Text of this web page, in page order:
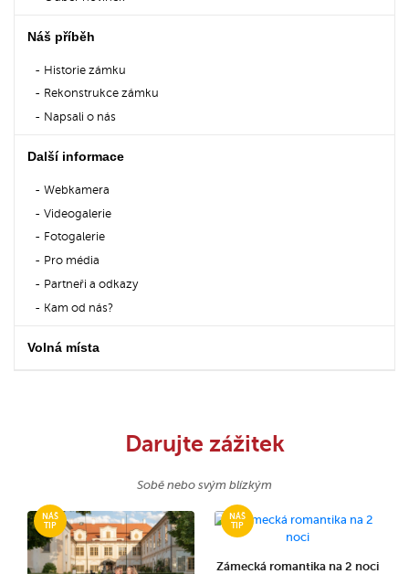
Náš příběh
Historie zámku
Rekonstrukce zámku
Napsali o nás
Další informace
Webkamera
Videogalerie
Fotogalerie
Pro média
Partneři a odkazy
Kam od nás?
Volná místa
Darujte zážitek
Sobě nebo svým blízkým
Zámecká romantika na 2 noci